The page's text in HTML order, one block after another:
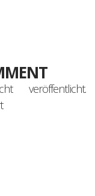
veröffentlicht.